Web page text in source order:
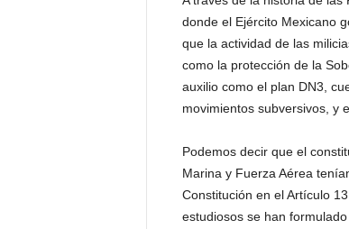
donde el Ejército Mexicano
que la actividad de las
como la protección de la
auxilio como el plan DN3,
movimientos subversivos, y
Podemos decir que el
Marina y Fuerza Aérea
Constitución en el Artículo
estudiosos se han